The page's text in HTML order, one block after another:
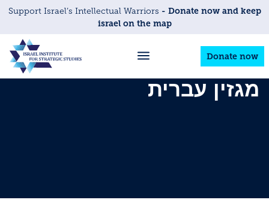
Support Israel’s Intellectual Warriors - Donate now and keep
israel on the map
Donate now
מגזין עברית